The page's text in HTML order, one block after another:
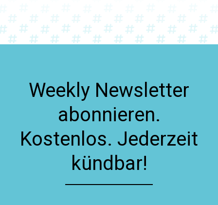
Weekly Newsletter
abonnieren.
Kostenlos. Jederzeit
kündbar!